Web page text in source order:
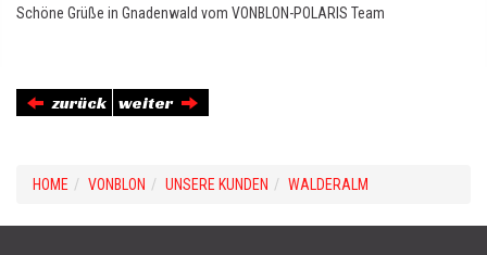
Schöne Grüße in Gnadenwald vom VONBLON-POLARIS Team
zurück weiter
HOME VONBLON UNSERE KUNDEN WALDERALM